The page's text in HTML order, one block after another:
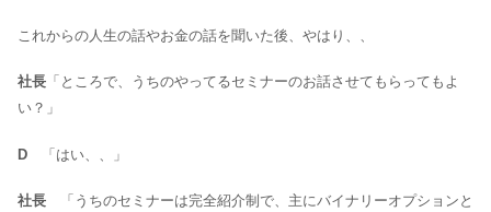
これからの人生の話やお金の話を聞いた後、やはり、、
社長 「ところで、うちのやってるセミナーのお話させてもらってもよ
い？」
D 「はい、、」
社長
「うちのセミナーは完全紹介制で、主にバイナリーオプションと